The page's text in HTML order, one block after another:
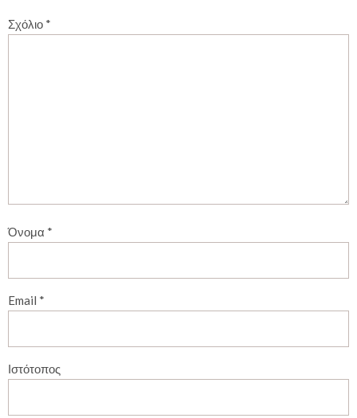
Σχόλιο *
Όνομα *
Email *
Ιστότοπος